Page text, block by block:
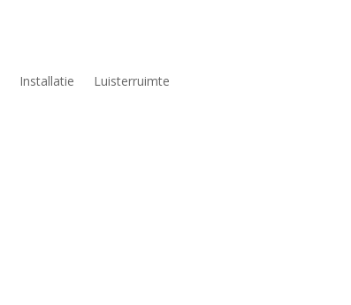
Installatie Luisterruimte